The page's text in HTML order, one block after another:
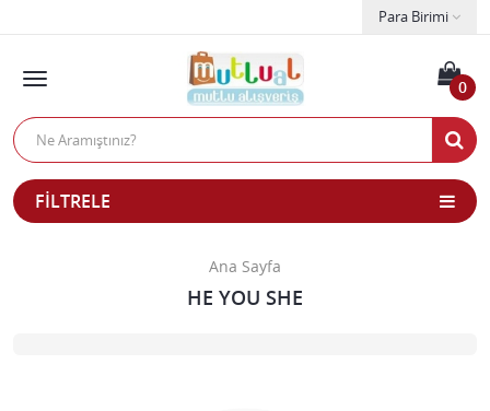
Para Birimi
0
FILTRELE
Ana Sayfa
HE YOU SHE